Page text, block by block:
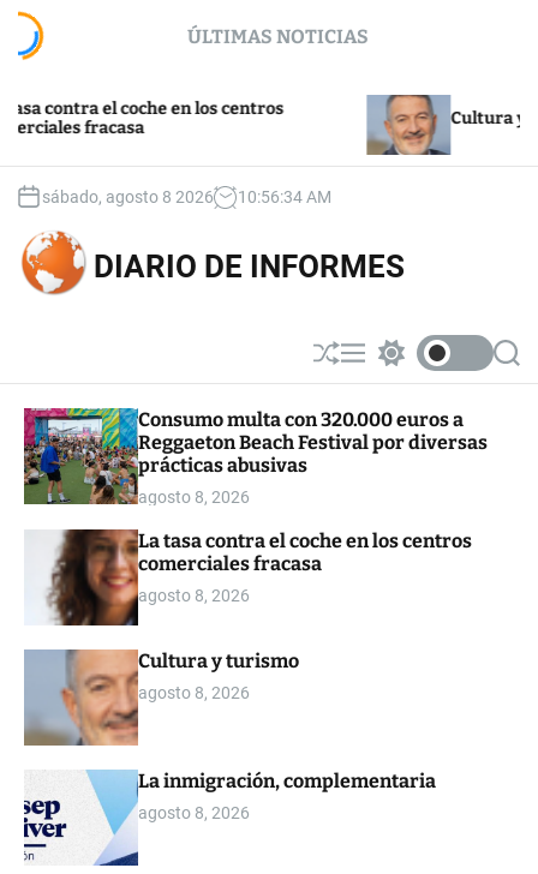
c
ÚLTIMAS NOTICIAS
contra el coche en los centros
fracasa
Cultura y
sábado, agosto 8 2026 10:56:35AM
DIARIO DE INFORMES
S
h
ff
l
M
e
u
w
t
c
o
S
e
Consumo multa con 320.000 euros a
Reggaeton Beach Festival por diversas
prácticas abusivas
agosto 8, 2026
La tasa contra el coche en los centros
comerciales fracasa
agosto 8, 2026
Cultura y turismo
agosto 8, 2026
La inmigración, complementaria
agosto 8, 2026